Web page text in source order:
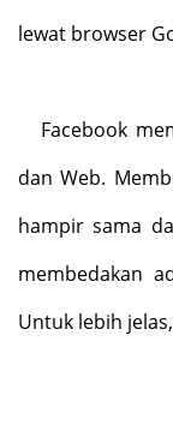
lewat browser
Facebook
dan Web.
hampir sama
membedakan
Untuk lebih